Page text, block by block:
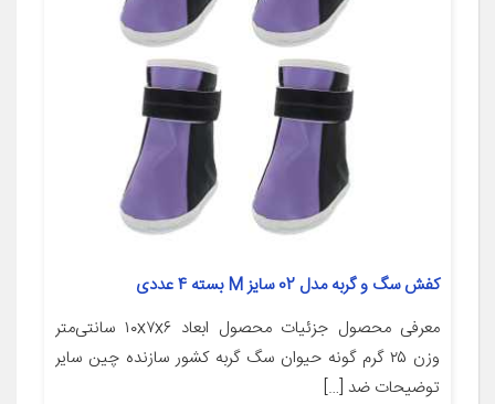
کفش سگ و گربه مدل 02 سایز M بسته 4 عددی
معرفی محصول جزئیات محصول ابعاد ۱۰x۷x۶ سانتی‌متر
وزن ۲۵ گرم گونه حیوان سگ گربه کشور سازنده چین سایر
توضیحات ضد […]